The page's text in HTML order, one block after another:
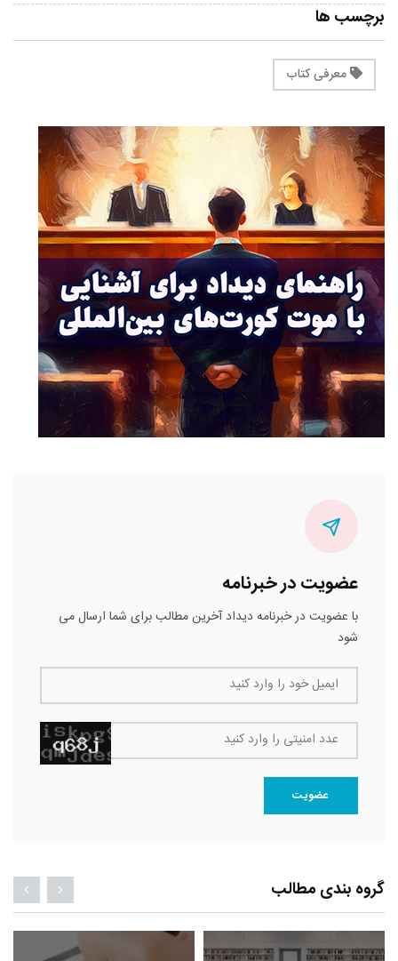
برچسب ها
معرفی کتاب
عضویت در خبرنامه
با عضویت در خبرنامه دیداد آخرین مطالب برای شما ارسال می
شود
ایمیل خود را وارد کنید
عدد امنیتی را وارد کنید
عضویت
گروه بندی مطالب